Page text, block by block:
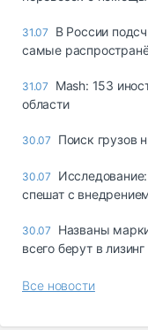
31.07
В России
самые
31.07
Mash: 153
области
30.07 Поиск грузов
30.07
спешат с
30.07
Названы
всего берут в лизинг
Все новости